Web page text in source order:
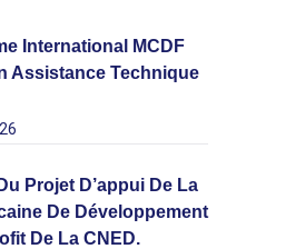
International MCDF
Assistance Technique
Projet D’appui De La
De Développement
De La CNED.